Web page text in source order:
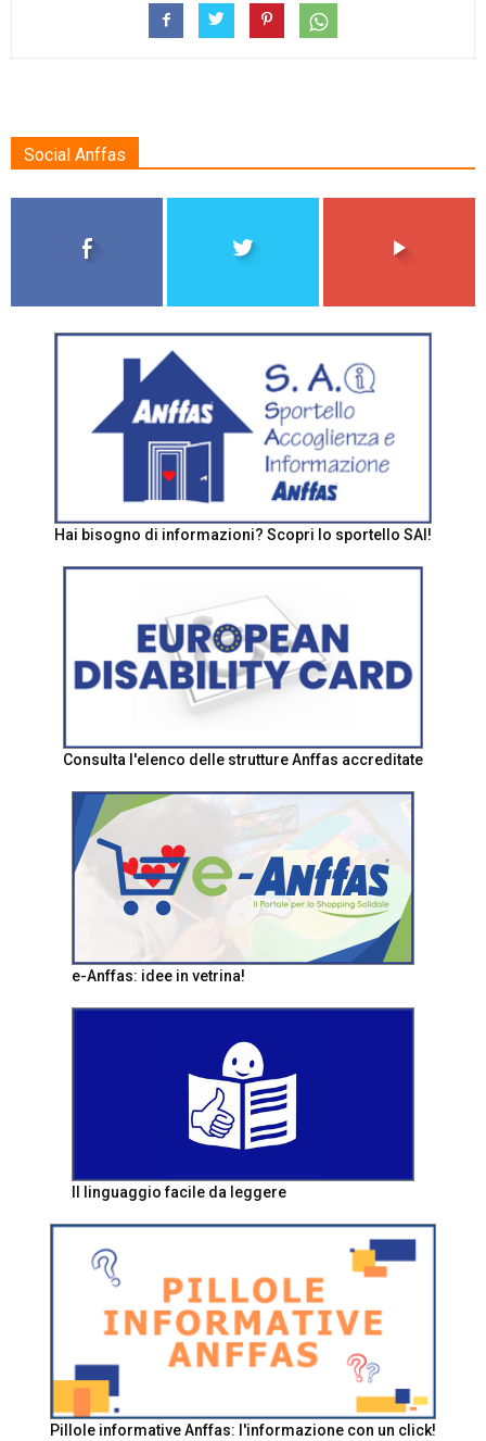
Social Anffas
Hai bisogno di informazioni? Scopri lo sportello SAI!
Consulta l'elenco delle strutture Anffas accreditate
e-Anffas: idee in vetrina!
Il linguaggio facile da leggere
Pillole informative Anffas: l'informazione con un click!